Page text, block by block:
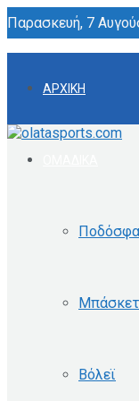
Παρασκευή, 7
ΑΡΧΙΚΗ
Μπάσκετ
Βόλεϊ